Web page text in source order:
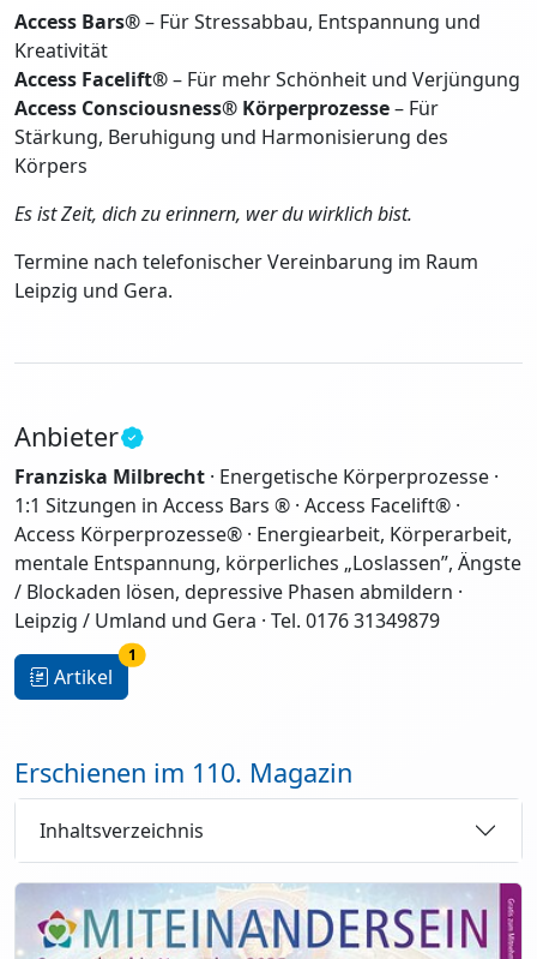
Access Bars®– Für Stressabbau, Entspannung und
Kreativität
Access Facelift®– Für mehr Schönheit und Verjüngung
Access Consciousness® Körperprozesse– Für
Stärkung, Beruhigung und Harmonisierung des
Körpers
Es ist Zeit, dich zu erinnern, wer du wirklich bist.
Termine nach telefonischer Vereinbarung im Raum
Leipzig und Gera.
Anbieter
Franziska Milbrecht · Energetische Körperprozesse ·
1:1 Sitzungen in Access Bars ® · Access Facelift® ·
Access Körperprozesse® · Energiearbeit, Körperarbeit,
mentale Entspannung, körperliches „Loslassen”, Ängste
/ Blockaden lösen, depressive Phasen abmildern ·
Leipzig / Umland und Gera · Tel. 0176 31349879
Artikel
1
Erschienen im 110. Magazin
Inhaltsverzeichnis